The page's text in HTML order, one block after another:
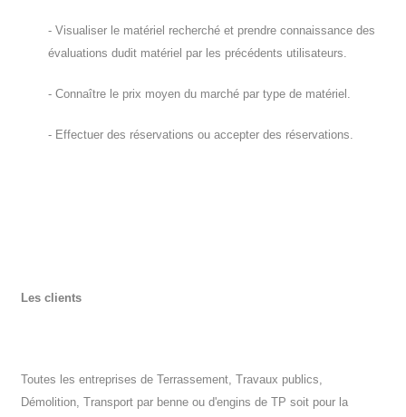
- Visualiser le matériel recherché et prendre connaissance des
évaluations dudit matériel par les précédents utilisateurs.
- Connaître le prix moyen du marché par type de matériel.
- Effectuer des réservations ou accepter des réservations.
Les clients
Toutes les entreprises de Terrassement, Travaux publics,
Démolition, Transport par benne ou d'engins de TP soit pour la